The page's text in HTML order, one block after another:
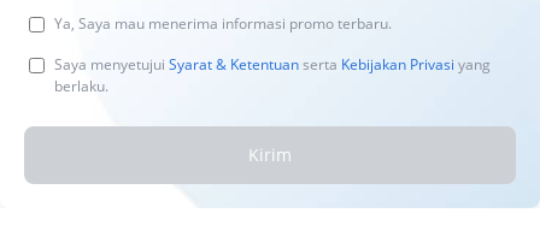
Ya, Saya mau menerima informasi promo terbaru.
Saya menyetujui Syarat & Ketentuanserta Kebijakan Privasi yang
berlaku.
Kirim